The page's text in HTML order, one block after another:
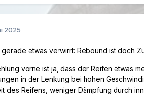
2025
gerade etwas verwirrt: Rebound ist doch
vorne ist ja, dass der Reifen etwas
in der Lenkung bei hohen
des Reifens, weniger Dämpfung durch